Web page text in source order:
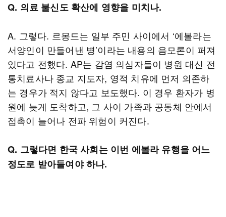
Q. 의료 불신도 확산에 영향을 미치나.
A. 그렇다. 르몽드는 일부 주민 사이에서 ‘에볼라는
서양인이 만들어낸 병’이라는 내용의 음모론이 퍼져
있다고 전했다. AP는 감염 의심자들이 병원 대신 전
통치료사나 종교 지도자, 영적 치유에 먼저 의존하
는 경우가 적지 않다고 보도했다. 이 경우 환자가 병
원에 늦게 도착하고, 그 사이 가족과 공동체 안에서
접촉이 늘어나 전파 위험이 커진다.
Q. 그렇다면 한국 사회는 이번 에볼라 유행을 어느
정도로 받아들여야 하나.